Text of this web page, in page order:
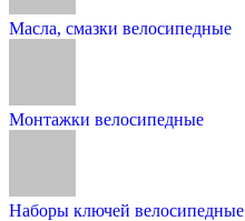
Масла, смазки велосипедные
Монтажки велосипедные
Наборы ключей велосипедные